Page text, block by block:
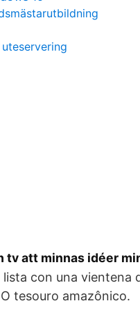
tv att minnas idéer
lista con una vientena
tesouro amazônico.